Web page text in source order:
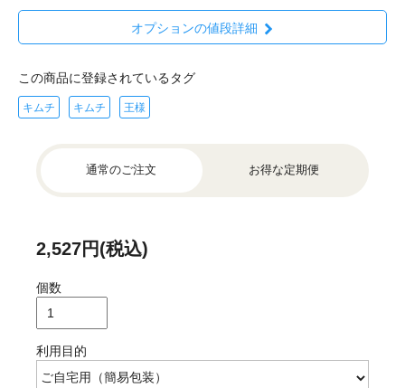
オプションの値段詳細
この商品に登録されているタグ
キムチ キムチ 王様
通常のご注文 お得な定期便
2,527円(税込)
個数
利用目的